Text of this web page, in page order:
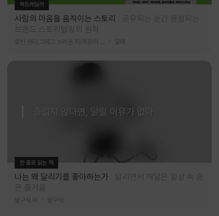
북트레일러
사람의 마음을 움직이는 스토리
공유되는 순간 완성되는
브랜드 스토리텔링의 원칙
알레
즐겁지 않다면, 달릴 이유가 없다
한 줄로 읽는 책
나는 왜 달리기를 좋아하는가
달리면서 깨달은 일상 속 숨
은 즐거움
방구석 저 방구석